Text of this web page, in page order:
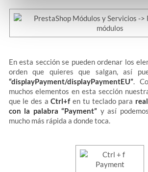
En esta sección se pueden ordenar los
orden que quieres que salgan, así
“displayPayment/displayPaymentEU”.
muchos elementos en esta sección
que le des aCtrl+fen tu teclado para
con la palabra “Payment” y así
mucho más rápida a donde toca.